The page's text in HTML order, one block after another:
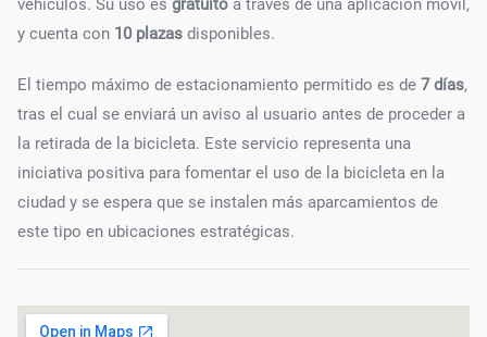
vehículos. Su uso es gratuito a través de una aplicación móvil,
y cuenta con 10 plazas disponibles.
El tiempo máximo de estacionamiento permitido es de 7 días,
tras el cual se enviará un aviso al usuario antes de proceder a
la retirada de la bicicleta. Este servicio representa una
iniciativa positiva para fomentar el uso de la bicicleta en la
ciudad y se espera que se instalen más aparcamientos de
este tipo en ubicaciones estratégicas.